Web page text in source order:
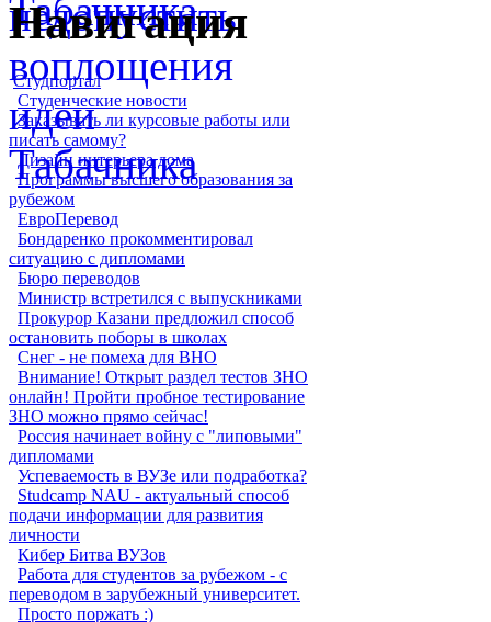
Навигация
Студпортал
Студенческие новости
Заказывать ли курсовые работы или
писать самому?
Дизайн интерьера дома
Программы высшего образования за
рубежом
ЕвроПеревод
Бондаренко прокомментировал
ситуацию с дипломами
Бюро переводов
Министр встретился с выпускниками
Прокурор Казани предложил способ
остановить поборы в школах
Снег - не помеха для ВНО
Внимание! Открыт раздел тестов ЗНО
онлайн! Пройти пробное тестирование
ЗНО можно прямо сейчас!
Россия начинает войну с "липовыми"
дипломами
Успеваемость в ВУЗе или подработка?
Studcamp NAU - актуальный способ
подачи информации для развития
личности
Кибер Битва ВУЗов
Работа для студентов за рубежом - с
переводом в зарубежный университет.
Просто поржать :)